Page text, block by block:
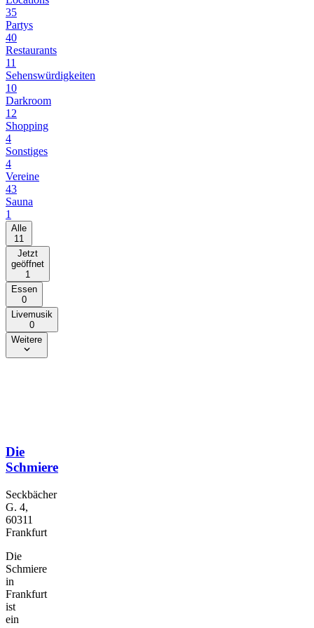
35
Partys
40
Restaurants
11
Sehenswürdigkeiten
10
Darkroom
12
Shopping
4
Sonstiges
4
Vereine
43
Sauna
1
Alle
11
Jetzt
geöffnet
1
Essen
0
Livemusik
0
Weitere
Die
Schmiere
Seckbächer
G. 4,
60311
Frankfurt
Die
Schmiere
in
Frankfurt
ist
ein